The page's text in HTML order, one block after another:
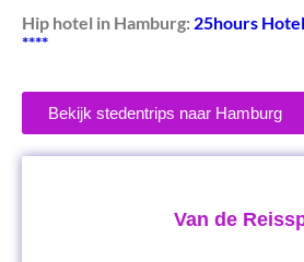
Hip hotel in Hamburg: 25hours
****
Bekijk stedentrips naar Hamburg
Van de